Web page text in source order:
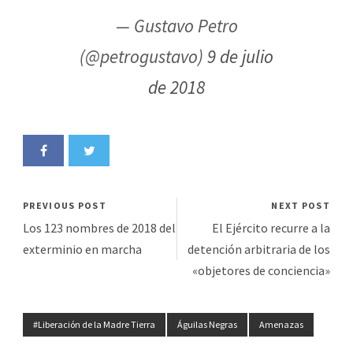
— Gustavo Petro
(@petrogustavo) 9 de julio
de 2018
PREVIOUS POST
Los 123 nombres de 2018 del
exterminio en marcha
NEXT POST
El Ejército recurre a la
detención arbitraria de los
«objetores de conciencia»
#Liberación de la Madre Tierra Águilas Negras Amenazas